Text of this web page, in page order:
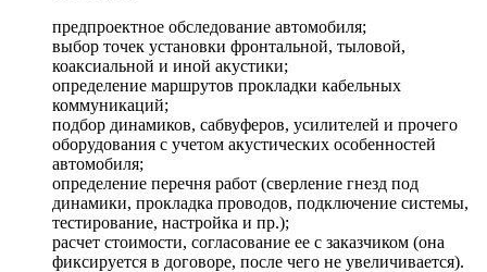
предпроектное обследование автомобиля;
выбор точек установки фронтальной, тыловой,
коаксиальной и иной акустики;
определение маршрутов прокладки кабельных
коммуникаций;
подбор динамиков, сабвуферов, усилителей и прочего
оборудования с учетом акустических особенностей
автомобиля;
определение перечня работ (сверление гнезд под
динамики, прокладка проводов, подключение системы,
тестирование, настройка и пр.);
расчет стоимости, согласование ее с заказчиком (она
фиксируется в договоре, после чего не увеличивается).